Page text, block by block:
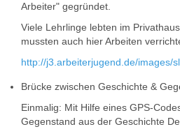
Arbeiter" gegründet.
Viele Lehrlinge lebten im
mussten auch hier Arbeiten
http://j3.arbeiterjugend.de/images/
Brücke zwischen Geschichte &
Einmalig: Mit Hilfe eines GPS-
Gegenstand aus der Geschichte